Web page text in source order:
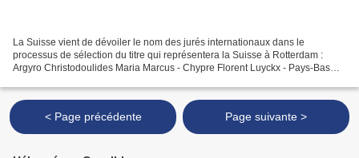
La Suisse vient de dévoiler le nom des jurés internationaux dans le
processus de sélection du titre qui représentera la Suisse à Rotterdam :
Argyro Christodoulides Maria Marcus - Chypre Florent Luyckx - Pays-Bas
< Page précédente Page suivante >